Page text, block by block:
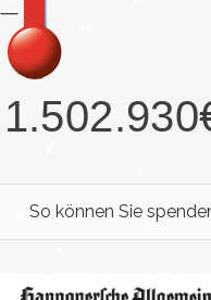
So können Sie